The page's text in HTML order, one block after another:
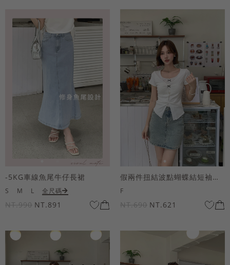
-5KG車線魚尾牛仔長裙
S M L 全尺碼
NT.990 NT.891
假兩件扭結波點蝴蝶結短袖上衣
F
NT.690 NT.621